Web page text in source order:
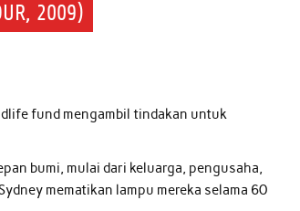
2009)
fund mengambil tindakan untuk
bumi, mulai dari keluarga, pengusaha,
mematikan lampu mereka selama 60